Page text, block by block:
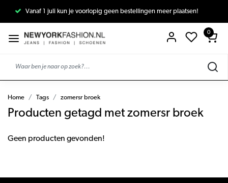
Vanaf 1 juli kun je voorlopig geen bestellingen meer plaatsen!
0
Home Tags zomersr broek
Producten getagd met zomersr broek
Geen producten gevonden!